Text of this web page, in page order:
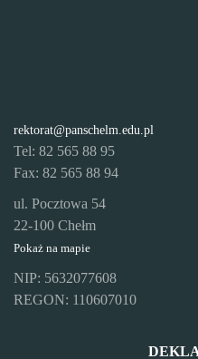
rektorat@panschelm.edu.pl
Tel: 82 565 88 95
Fax: 82 565 88 94
ul. Pocztowa 54
22-100 Chełm
Pokaż na mapie
NIP: 5632077608
REGON: 110607010